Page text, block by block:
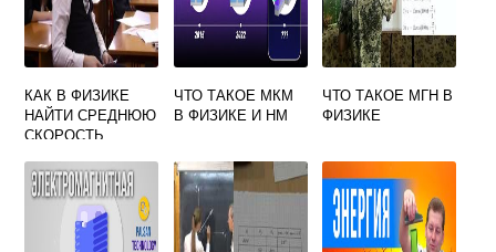
КАК В ФИЗИКЕ
НАЙТИ СРЕДНЮЮ
СКОРОСТЬ
ЧТО ТАКОЕ МКМ
В ФИЗИКЕ И НМ
ЧТО ТАКОЕ МГН В
ФИЗИКЕ